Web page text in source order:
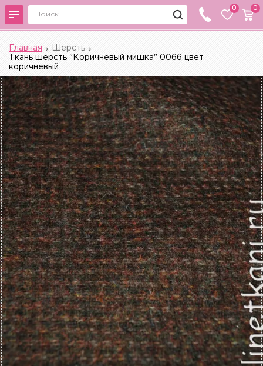
0 0
Главная
Шерсть
Ткань шерсть "Коричневый мишка" 0066 цвет
коричневый